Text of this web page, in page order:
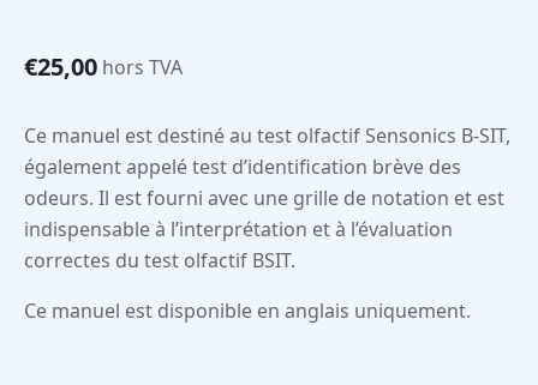
€25,00 hors TVA
Ce manuel est destiné au test olfactif Sensonics B-SIT,
également appelé test d’identification brève des
odeurs. Il est fourni avec une grille de notation et est
indispensable à l’interprétation et à l’évaluation
correctes du test olfactif BSIT.
Ce manuel est disponible en anglais uniquement.